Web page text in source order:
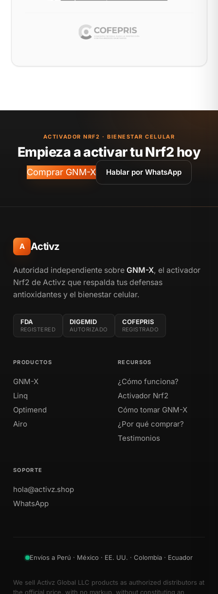
ACTIVADOR NRF2 · BIENESTAR CELULAR
Empieza a activar tu Nrf2 hoy
Comprar GNM-X Hablar por WhatsApp
A Activz
Autoridad independiente sobre GNM-X, el activador
Nrf2 de Activz que respalda tus defensas
antioxidantes y el bienestar celular.
FDA
REGISTERED
DIGEMID
AUTORIZADO
COFEPRIS
REGISTRADO
PRODUCTOS
GNM-X
Linq
Optimend
Airo
RECURSOS
¿Cómo funciona?
Activador Nrf2
Cómo tomar GNM-X
¿Por qué comprar?
Testimonios
SOPORTE
hola@activz.shop
WhatsApp
Envíos a Perú · México · EE. UU. · Colombia · Ecuador
We sell Activz Global LLC products as authorized distributors at
the official price, with no markup, without constituting an